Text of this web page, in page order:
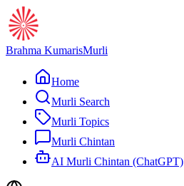
Brahma KumarisMurli
Home
Murli Search
Murli Topics
Murli Chintan
AI Murli Chintan (ChatGPT)